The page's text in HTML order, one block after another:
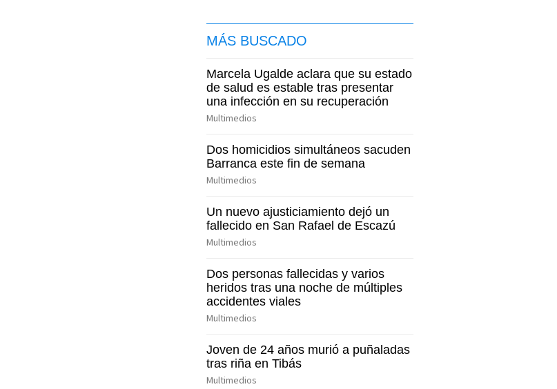
MÁS BUSCADO
Marcela Ugalde aclara que su estado
de salud es estable tras presentar
una infección en su recuperación
Multimedios
Dos homicidios simultáneos sacuden
Barranca este fin de semana
Multimedios
Un nuevo ajusticiamiento dejó un
fallecido en San Rafael de Escazú
Multimedios
Dos personas fallecidas y varios
heridos tras una noche de múltiples
accidentes viales
Multimedios
Joven de 24 años murió a puñaladas
tras riña en Tibás
Multimedios